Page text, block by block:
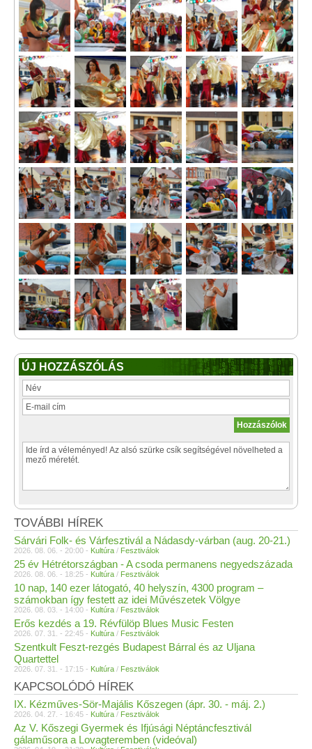
ÚJ HOZZÁSZÓLÁS
TOVÁBBI HÍREK
Sárvári Folk- és Várfesztivál a Nádasdy-várban (aug. 20-21.)
2026. 08. 06. - 20:00 - Kultúra / Fesztiválok
25 év Hétrétországban - A csoda permanens negyedszázada
2026. 08. 06. - 18:25 - Kultúra / Fesztiválok
10 nap, 140 ezer látogató, 40 helyszín, 4300 program –
számokban így festett az idei Művészetek Völgye
2026. 08. 03. - 14:00 - Kultúra / Fesztiválok
Erős kezdés a 19. Révfülöp Blues Music Festen
2026. 07. 31. - 22:45 - Kultúra / Fesztiválok
Szentkult Feszt-rezgés Budapest Bárral és az Uljana
Quartettel
2026. 07. 31. - 17:15 - Kultúra / Fesztiválok
KAPCSOLÓDÓ HÍREK
IX. Kézműves-Sör-Majális Kőszegen (ápr. 30. - máj. 2.)
2026. 04. 27. - 16:45 - Kultúra / Fesztiválok
Az V. Kőszegi Gyermek és Ifjúsági Néptáncfesztivál
gálaműsora a Lovagteremben (videóval)